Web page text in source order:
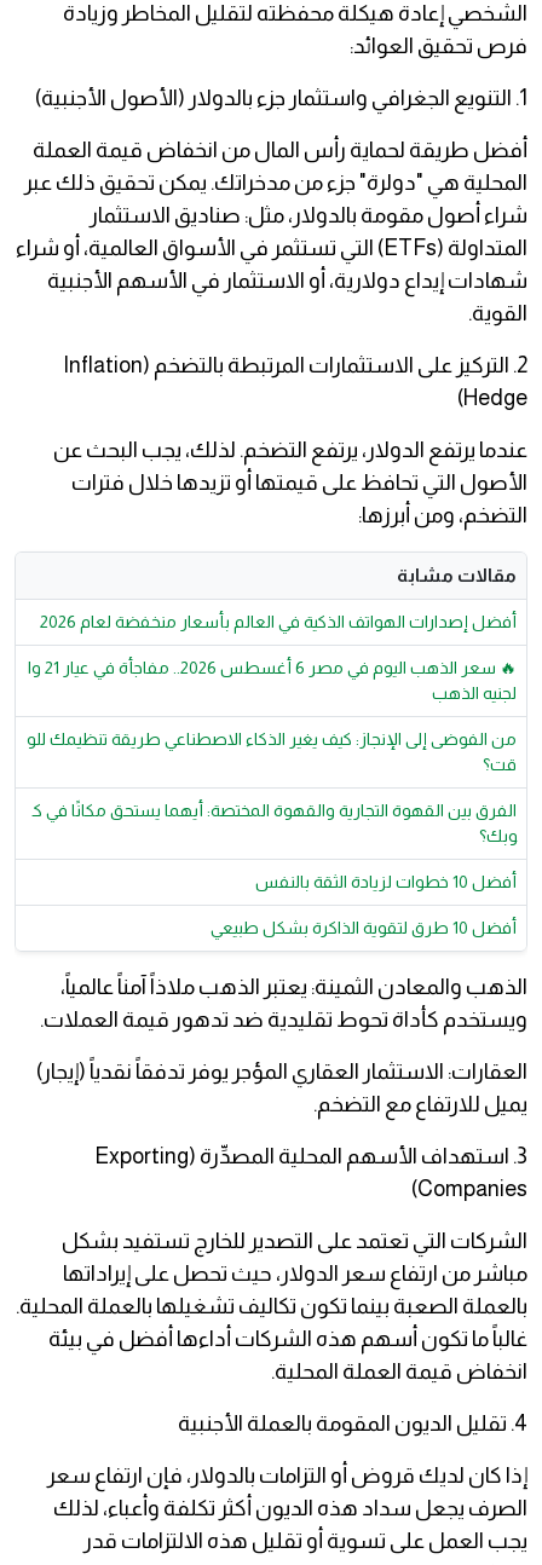
الشخصي إعادة هيكلة محفظته لتقليل المخاطر وزيادة
فرص تحقيق العوائد:
1. التنويع الجغرافي واستثمار جزء بالدولار (الأصول الأجنبية)
أفضل طريقة لحماية رأس المال من انخفاض قيمة العملة
المحلية هي "دولرة" جزء من مدخراتك. يمكن تحقيق ذلك عبر
شراء أصول مقومة بالدولار، مثل: صناديق الاستثمار
المتداولة (ETFs) التي تستثمر في الأسواق العالمية، أو شراء
شهادات إيداع دولارية، أو الاستثمار في الأسهم الأجنبية
القوية.
2. التركيز على الاستثمارات المرتبطة بالتضخم (Inflation
Hedge)
عندما يرتفع الدولار، يرتفع التضخم. لذلك، يجب البحث عن
الأصول التي تحافظ على قيمتها أو تزيدها خلال فترات
التضخم، ومن أبرزها:
مقالات مشابة
أفضل إصدارات الهواتف الذكية في العالم بأسعار منخفضة لعام 2026
🔥 سعر الذهب اليوم في مصر 6 أغسطس 2026.. مفاجأة في عيار 21 وا
لجنيه الذهب
من الفوضى إلى الإنجاز: كيف يغير الذكاء الاصطناعي طريقة تنظيمك للو
قت؟
الفرق بين القهوة التجارية والقهوة المختصة: أيهما يستحق مكانًا في ك
وبك؟
أفضل 10 خطوات لزيادة الثقة بالنفس
أفضل 10 طرق لتقوية الذاكرة بشكل طبيعي
الذهب والمعادن الثمينة: يعتبر الذهب ملاذاً آمناً عالمياً،
ويستخدم كأداة تحوط تقليدية ضد تدهور قيمة العملات.
العقارات: الاستثمار العقاري المؤجر يوفر تدفقاً نقدياً (إيجار)
يميل للارتفاع مع التضخم.
3. استهداف الأسهم المحلية المصدِّرة (Exporting
Companies)
الشركات التي تعتمد على التصدير للخارج تستفيد بشكل
مباشر من ارتفاع سعر الدولار، حيث تحصل على إيراداتها
بالعملة الصعبة بينما تكون تكاليف تشغيلها بالعملة المحلية.
غالباً ما تكون أسهم هذه الشركات أداءها أفضل في بيئة
انخفاض قيمة العملة المحلية.
4. تقليل الديون المقومة بالعملة الأجنبية
إذا كان لديك قروض أو التزامات بالدولار، فإن ارتفاع سعر
الصرف يجعل سداد هذه الديون أكثر تكلفة وأعباء، لذلك
يجب العمل على تسوية أو تقليل هذه الالتزامات قدر